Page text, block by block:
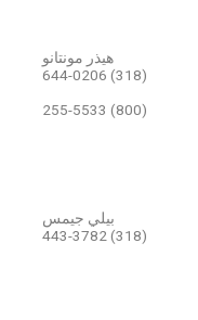
هيذر مونتانو
(318) 644-0206
(800) 255-5533
بيلي جيمس
(318) 443-3782